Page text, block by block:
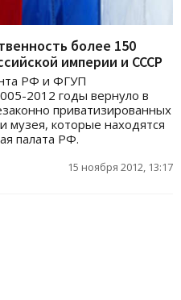
более 150
империи и СССР
РФ и ФГУП
2012 годы вернуло в
приватизированных
музея, которые находятся
палата РФ.
15 ноября 2012, 13:17